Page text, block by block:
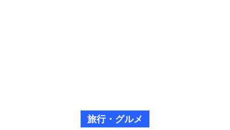
旅行・グルメ